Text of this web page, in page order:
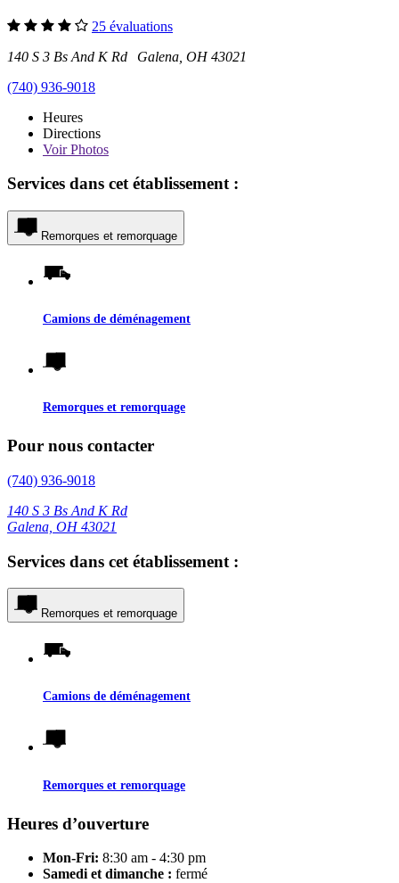
25 évaluations
140 S 3 Bs And K Rd Galena, OH 43021
(740) 936-9018
Heures
Directions
VoirPhotos
Services dans cet établissement :
Remorques et remorquage
Camions de déménagement
Remorques et remorquage
Pour nous contacter
(740) 936-9018
140 S 3 Bs And K Rd
Galena, OH 43021
Services dans cet établissement :
Remorques et remorquage
Camions de déménagement
Remorques et remorquage
Heures d’ouverture
Mon-Fri: 8:30 am - 4:30 pm
Samedi et dimanche : fermé